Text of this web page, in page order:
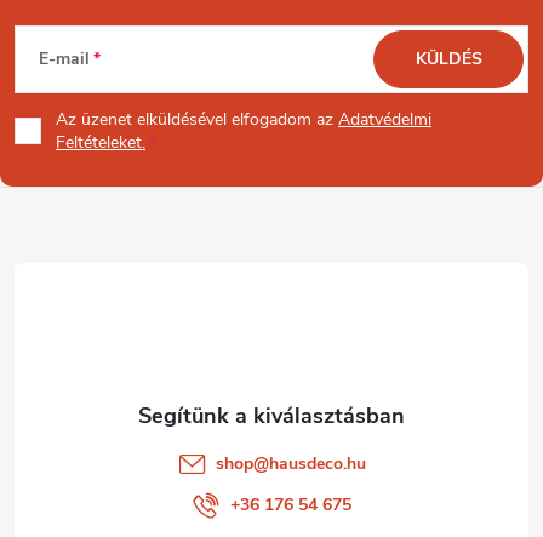
L
á
b
E-mail
Az üzenet elküldésével elfogadom az Adatvédelmi
Feltételeket.
KÜLDÉS
shop@hausdeco.hu
+36 176 54 675